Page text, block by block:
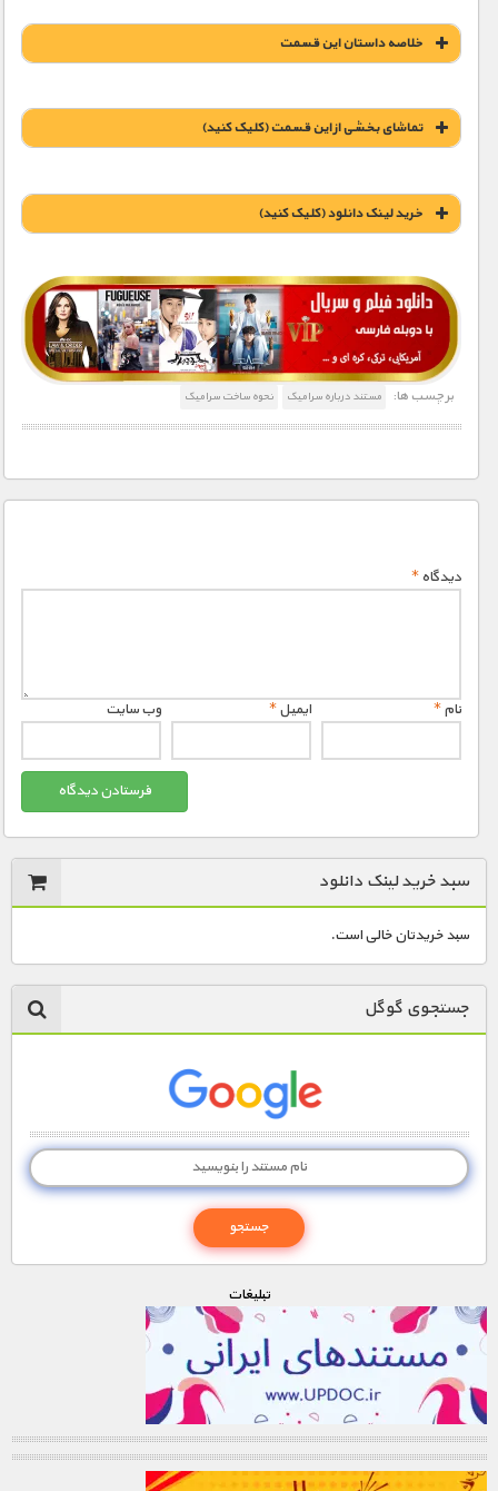
خلاصه داستان این قسمت
تماشای بخشی از این قسمت (کلیک کنید)
خريد لينک دانلود (کليک کنيد)
1900 تومان – خريد لينک دانلود (افزودن به سبد خريد)
برچسب ها: مستند درباره سرامیک نحوه ساخت سرامیک
دیدگاه*
نام* ایمیل* وب‌ سایت
سبد خرید لینک دانلود
سبد خریدتان خالی است.
جستجوی گوگل
تبليغات